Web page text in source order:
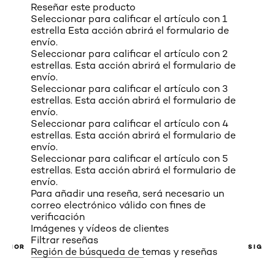
Reseñar este producto
Seleccionar para calificar el artículo con 1
estrella Esta acción abrirá el formulario de
envío.
Seleccionar para calificar el artículo con 2
estrellas. Esta acción abrirá el formulario de
envío.
Seleccionar para calificar el artículo con 3
estrellas. Esta acción abrirá el formulario de
envío.
Seleccionar para calificar el artículo con 4
estrellas. Esta acción abrirá el formulario de
envío.
Seleccionar para calificar el artículo con 5
estrellas. Esta acción abrirá el formulario de
envío.
Para añadir una reseña, será necesario un
correo electrónico válido con fines de
verificación
Imágenes y vídeos de clientes
Filtrar reseñas
Región de búsqueda de temas y reseñas